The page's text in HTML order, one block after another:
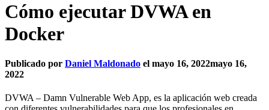
Cómo ejecutar DVWA en
Docker
Publicado por Daniel Maldonado el mayo 16, 2022mayo 16,
2022
DVWA – Damn Vulnerable Web App, es la aplicación web creada